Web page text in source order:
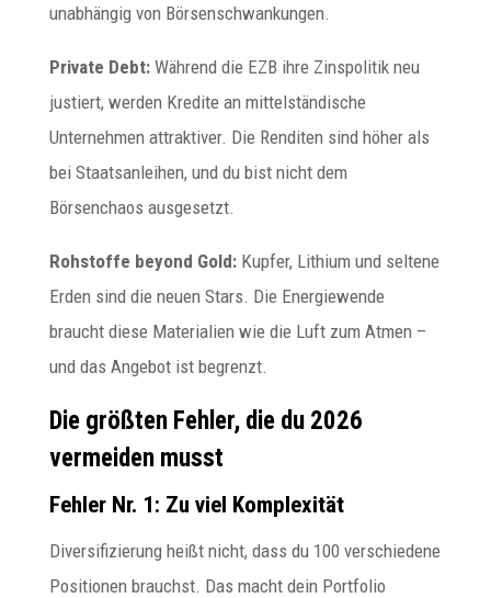
unabhängig von Börsenschwankungen.
Private Debt:Während die EZB ihre Zinspolitik neu
justiert, werden Kredite an mittelständische
Unternehmen attraktiver. Die Renditen sind höher als
bei Staatsanleihen, und du bist nicht dem
Börsenchaos ausgesetzt.
Rohstoffe beyond Gold:Kupfer, Lithium und seltene
Erden sind die neuen Stars. Die Energiewende
braucht diese Materialien wie die Luft zum Atmen –
und das Angebot ist begrenzt.
Die größten Fehler, die du 2026
vermeiden musst
Fehler Nr. 1: Zu viel Komplexität
Diversifizierung heißt nicht, dass du 100 verschiedene
Positionen brauchst. Das macht dein Portfolio